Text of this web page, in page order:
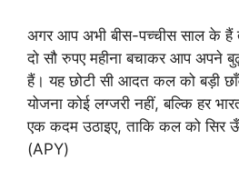
अगर आप अभी बीस-पच्चीस साल के हैं
दो सौ रुपए महीना बचाकर आप अपने
हैं। यह छोटी सी आदत कल को बड़ी
योजना कोई लग्जरी नहीं, बल्कि हर
एक कदम उठाइए, ताकि कल को
(APY)